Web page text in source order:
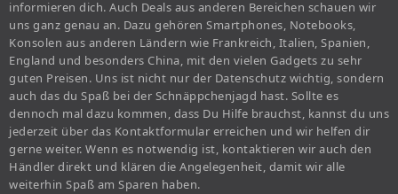
informieren dich. Auch Deals aus anderen Bereichen schauen wir
uns ganz genau an. Dazu gehören Smartphones, Notebooks,
Konsolen aus anderen Ländern wie Frankreich, Italien, Spanien,
England und besonders China, mit den vielen Gadgets zu sehr
guten Preisen. Uns ist nicht nur der Datenschutz wichtig, sondern
auch das du Spaß bei der Schnäppchenjagd hast. Sollte es
dennoch mal dazu kommen, dass Du Hilfe brauchst, kannst du uns
jederzeit über das Kontaktformular erreichen und wir helfen dir
gerne weiter. Wenn es notwendig ist, kontaktieren wir auch den
Händler direkt und klären die Angelegenheit, damit wir alle
weiterhin Spaß am Sparen haben.